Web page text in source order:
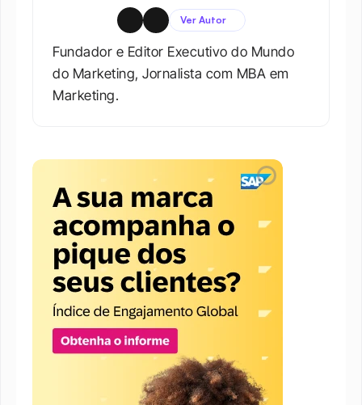
Ver Autor
Fundador e Editor Executivo do Mundo
do Marketing, Jornalista com MBA em
Marketing.